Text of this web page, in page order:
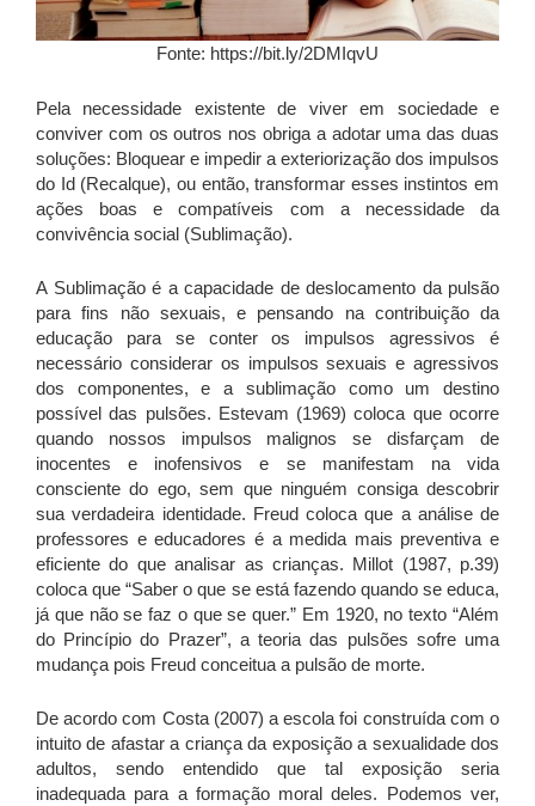
Fonte: https://bit.ly/2DMIqvU
Pela necessidade existente de viver em sociedade e
conviver com os outros nos obriga a adotar uma das duas
soluções: Bloquear e impedir a exteriorização dos impulsos
do Id (Recalque), ou então, transformar esses instintos em
ações boas e compatíveis com a necessidade da
convivência social (Sublimação).
A Sublimação é a capacidade de deslocamento da pulsão
para fins não sexuais, e pensando na contribuição da
educação para se conter os impulsos agressivos é
necessário considerar os impulsos sexuais e agressivos
dos componentes, e a sublimação como um destino
possível das pulsões. Estevam (1969) coloca que ocorre
quando nossos impulsos malignos se disfarçam de
inocentes e inofensivos e se manifestam na vida
consciente do ego, sem que ninguém consiga descobrir
sua verdadeira identidade. Freud coloca que a análise de
professores e educadores é a medida mais preventiva e
eficiente do que analisar as crianças. Millot (1987, p.39)
coloca que “Saber o que se está fazendo quando se educa,
já que não se faz o que se quer.” Em 1920, no texto “Além
do Princípio do Prazer”, a teoria das pulsões sofre uma
mudança pois Freud conceitua a pulsão de morte.
De acordo com Costa (2007) a escola foi construída com o
intuito de afastar a criança da exposição a sexualidade dos
adultos, sendo entendido que tal exposição seria
inadequada para a formação moral deles. Podemos ver,